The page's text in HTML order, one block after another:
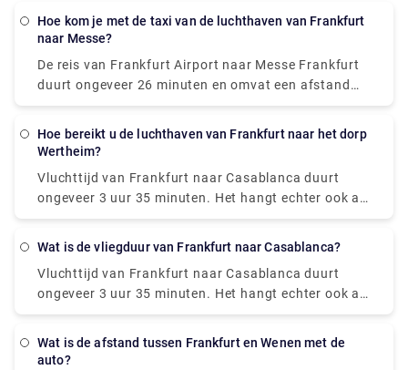
methode om van de luchthaven van Frankfurt naar
kost en 30 minuten duurt, of met de trein, die €5
kost en slechts 15 minuten duurt. Als u een taxi
kan inderdaad een auto huren of een privétransfer
regelen op de luchthaven van Frankfurt.
Hoe kom je met de taxi van de luchthaven van Frankfurt
naar Messe?
De reis van Frankfurt Airport naar Messe Frankfurt
duurt ongeveer 26 minuten en omvat een afstand
van ongeveer 13 kilometer per taxi.Luchthaven
comfortabele ervaring, omdat u niet zelf hoeft te
openbaar vervoer.
Hoe bereikt u de luchthaven van Frankfurt naar het dorp
Wertheim?
Vluchttijd van Frankfurt naar Casablanca duurt
ongeveer 3 uur 35 minuten. Het hangt echter ook af
van wat voor soort vlucht je hebt genomen en of er
Wat is de vliegduur van Frankfurt naar Casablanca?
Vluchttijd van Frankfurt naar Casablanca duurt
ongeveer 3 uur 35 minuten. Het hangt echter ook af
van het type vlucht dat u heeft genomen en of het
Wat is de afstand tussen Frankfurt en Wenen met de
auto?